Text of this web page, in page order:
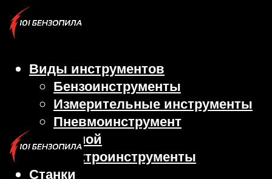
Виды инструментов
Бензоинструменты
Измерительные инструменты
Пневмоинструмент
Ручной
Электроинструменты
Станки